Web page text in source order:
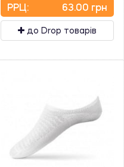
PPЦ: 63.00 грн
до Drop товарів